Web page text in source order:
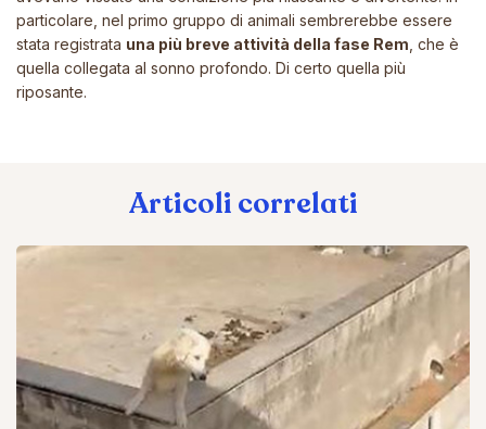
particolare, nel primo gruppo di animali sembrerebbe essere
stata registrata una più breve attività della fase Rem , che è
quella collegata al sonno profondo. Di certo quella più
riposante.
Articoli correlati